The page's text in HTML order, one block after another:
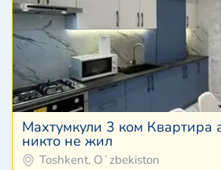
Махтумкули 3 ком Квартира
никто не жил
Toshkent, Oʻzbekiston